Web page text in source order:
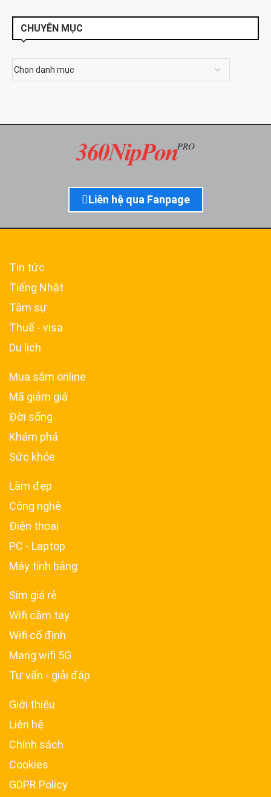
CHUYÊN MỤC
Liên hệ qua Fanpage
Tin tức
Tiếng Nhật
Tâm sự
Thuế - visa
Du lịch
Mua sắm online
Mã giảm giá
Đời sống
Khám phá
Sức khỏe
Làm đẹp
Công nghệ
Điện thoại
PC - Laptop
Máy tính bảng
Sim giá rẻ
Wifi cầm tay
Wifi cố định
Mạng wifi 5G
Tư vấn - giải đáp
Giới thiệu
Liên hệ
Chính sách
Cookies
GDPR Policy